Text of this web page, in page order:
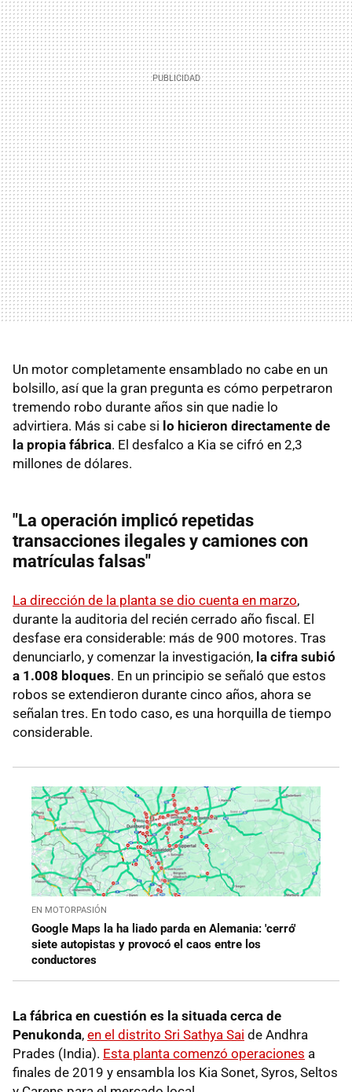
Un motor completamente ensamblado no cabe en un
bolsillo, así que la gran pregunta es cómo perpetraron
tremendo robo durante años sin que nadie lo
advirtiera. Más si cabe si lo hicieron directamente de
la propia fábrica. El desfalco a Kia se cifró en 2,3
millones de dólares.
"La operación implicó repetidas
transacciones ilegales y camiones con
matrículas falsas"
La dirección de la planta se dio cuenta en marzo,
durante la auditoria del recién cerrado año fiscal. El
desfase era considerable: más de 900 motores. Tras
denunciarlo, y comenzar la investigación, la cifra subió
a 1.008 bloques. En un principio se señaló que estos
robos se extendieron durante cinco años, ahora se
señalan tres. En todo caso, es una horquilla de tiempo
considerable.
EN MOTORPASIÓN
Google Maps la ha liado parda en Alemania: 'cerró'
siete autopistas y provocó el caos entre los
conductores
La fábrica en cuestión es la situada cerca de
Penukonda, en el distrito Sri Sathya Sai de Andhra
Prades (India). Esta planta comenzó operaciones a
finales de 2019 y ensambla los Kia Sonet, Syros, Seltos